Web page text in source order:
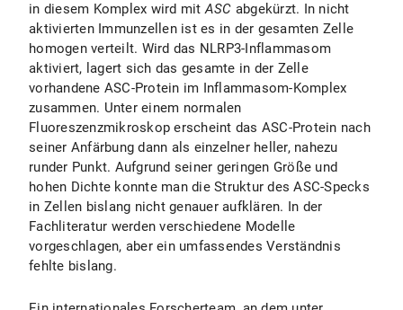
in diesem Komplex wird mitASC abgekürzt. In nicht
aktivierten Immunzellen ist es in der gesamten Zelle
homogen verteilt. Wird das NLRP3-Inflammasom
aktiviert, lagert sich das gesamte in der Zelle
vorhandene ASC-Protein im Inflammasom-Komplex
zusammen. Unter einem normalen
Fluoreszenzmikroskop erscheint das ASC-Protein nach
seiner Anfärbung dann als einzelner heller, nahezu
runder Punkt. Aufgrund seiner geringen Größe und
hohen Dichte konnte man die Struktur des ASC-Specks
in Zellen bislang nicht genauer aufklären. In der
Fachliteratur werden verschiedene Modelle
vorgeschlagen, aber ein umfassendes Verständnis
fehlte bislang.